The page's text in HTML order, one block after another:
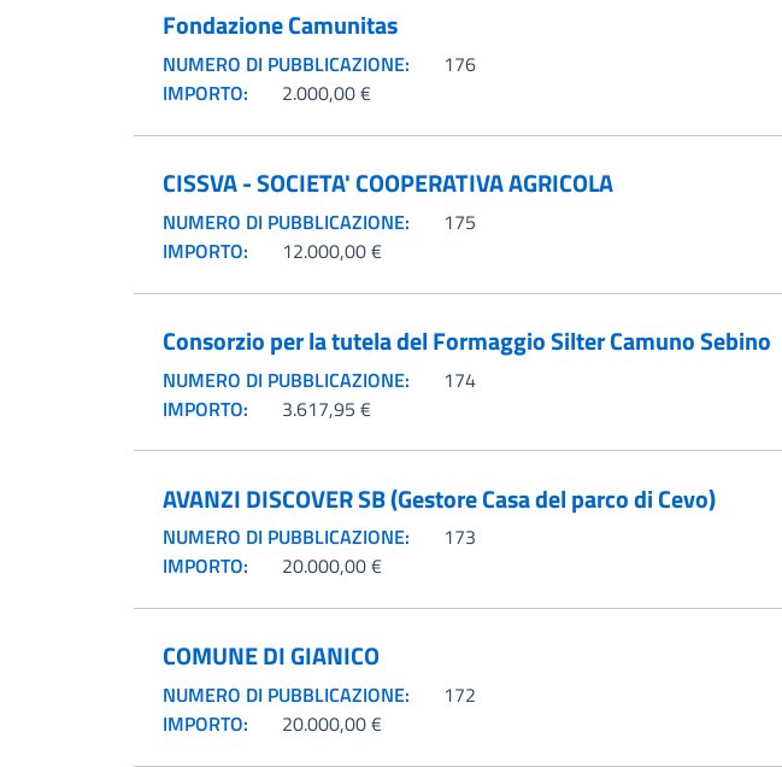
Fondazione Camunitas
NUMERO DI PUBBLICAZIONE:
176
IMPORTO:
2.000,00 €
CISSVA - SOCIETA' COOPERATIVA AGRICOLA
NUMERO DI PUBBLICAZIONE:
175
IMPORTO:
12.000,00 €
Consorzio per la tutela del Formaggio Silter Camuno Sebino
NUMERO DI PUBBLICAZIONE:
174
IMPORTO:
3.617,95 €
AVANZI DISCOVER SB (Gestore Casa del parco di Cevo)
NUMERO DI PUBBLICAZIONE:
173
IMPORTO:
20.000,00 €
COMUNE DI GIANICO
NUMERO DI PUBBLICAZIONE:
172
IMPORTO:
20.000,00 €